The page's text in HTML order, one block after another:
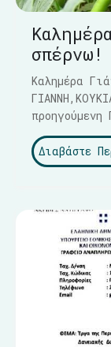
σπέρνω!
Καλημέρα
Διαβάστε